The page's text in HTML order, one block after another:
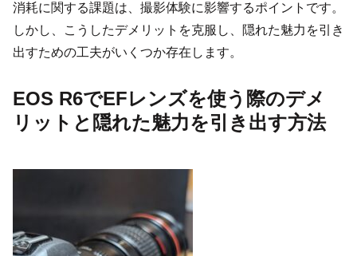
消耗に関する課題は、撮影体験に影響するポイントです。
しかし、こうしたデメリットを克服し、隠れた魅力を引き
出すための工夫がいくつか存在します。
EOS R6でEFレンズを使う際のデメ
リットと隠れた魅力を引き出す方法